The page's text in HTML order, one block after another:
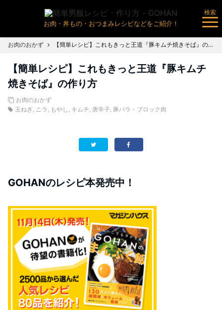
お肉・丼もの・おつまみレシピなどをご紹介！
検索
お肉のおかず 【簡単レシピ】これもきっと王道『豚キムチ焼きそば』の作り方
【簡単レシピ】これもきっと王道『豚キムチ
焼きそば』の作り方
お肉のおかず
玉ねぎ, ニラ , もやし , キムチ, 唐辛子, 豚バラ・ブロック肉
GOHANのレシピ本発売中！